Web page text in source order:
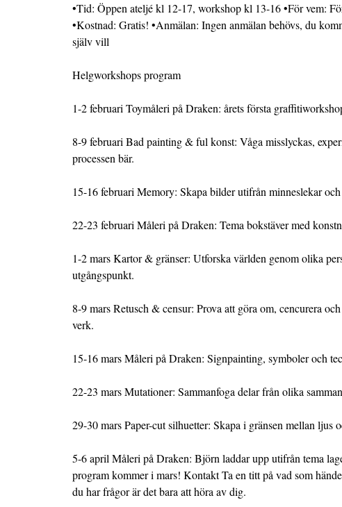
•Tid: Öppen ateljé kl 12-17, workshop kl 13-16 •För vem:
•Kostnad: Gratis! •Anmälan: Ingen anmälan behövs, du
själv vill
Helgworkshops program
1-2 februari Toymåleri på Draken: årets första
8-9 februari Bad painting & ful konst: Våga misslyckas,
processen bär.
15-16 februari Memory: Skapa bilder utifrån minneslekar
22-23 februari Måleri på Draken: Tema bokstäver med
1-2 mars Kartor & gränser: Utforska världen genom olika
utgångspunkt.
8-9 mars Retusch & censur: Prova att göra om, cencurera
verk.
15-16 mars Måleri på Draken: Signpainting, symboler och
22-23 mars Mutationer: Sammanfoga delar från olika
29-30 mars Paper-cut silhuetter: Skapa i gränsen mellan ljus
5-6 april Måleri på Draken: Björn laddar upp utifrån tema
program kommer i mars! Kontakt Ta en titt på vad som
du har frågor är det bara att höra av dig.